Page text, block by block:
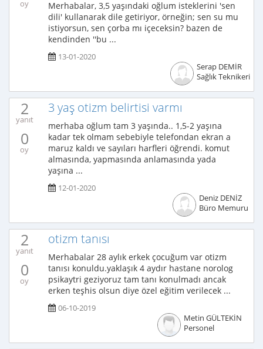
oy
Merhabalar, 3,5 yaşındaki oğlum isteklerini 'sen
dili' kullanarak dile getiriyor, örneğin; sen su mu
istiyorsun, sen çorba mı içeceksin? bazen de
kendinden ''bu ...
13-01-2020
Serap DEMİR
Sağlık Teknikeri
2
yanıt
0
oy
3 yaş otizm belirtisi varmı
merhaba oğlum tam 3 yaşında.. 1,5-2 yaşına
kadar tek olmam sebebiyle telefondan ekran a
maruz kaldı ve sayıları harfleri öğrendi. komut
almasında, yapmasında anlamasında yada
yaşına ...
12-01-2020
Deniz DENİZ
Büro Memuru
2
yanıt
0
oy
otizm tanısı
Merhabalar 28 aylık erkek çocuğum var otizm
tanısı konuldu.yaklaşık 4 aydır hastane norolog
psikaytri geziyoruz tam tanı konulmadı ancak
erken teşhis olsun diye özel eğitim verilecek ...
06-10-2019
Metin GÜLTEKİN
Personel